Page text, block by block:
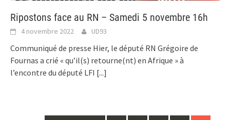
Ripostons face au RN – Samedi 5 novembre 16h
4 novembre 2022 UD93
Communiqué de presse Hier, le député RN Grégoire de
Fournas a crié « qu’il(s) retourne(nt) en Afrique » à
l’encontre du député LFI [...]